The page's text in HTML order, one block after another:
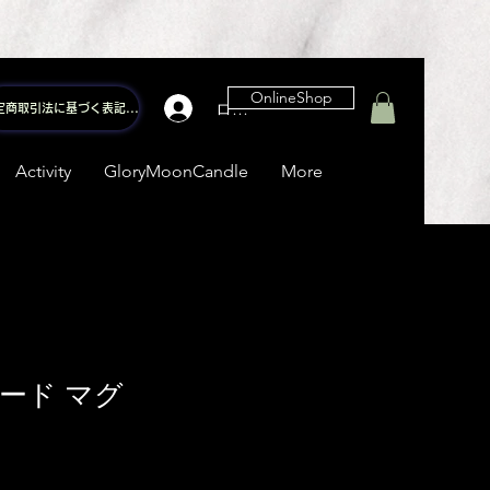
特定商取引法に基づく表記はこちら ログイン
OnlineShop
Activity GloryMoonCandle More
ド マグ